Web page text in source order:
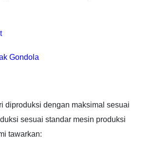
Gondola
diproduksi dengan maksimal sesuai
sesuai standar mesin produksi
tawarkan: